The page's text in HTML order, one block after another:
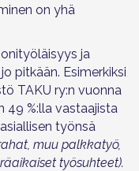
on yhä
ja
pitkään. Esimerkiksi
TAKU ry:n vuonna
49 %:lla vastaajista
työnsä
muu palkkatyö,
työsuhteet).